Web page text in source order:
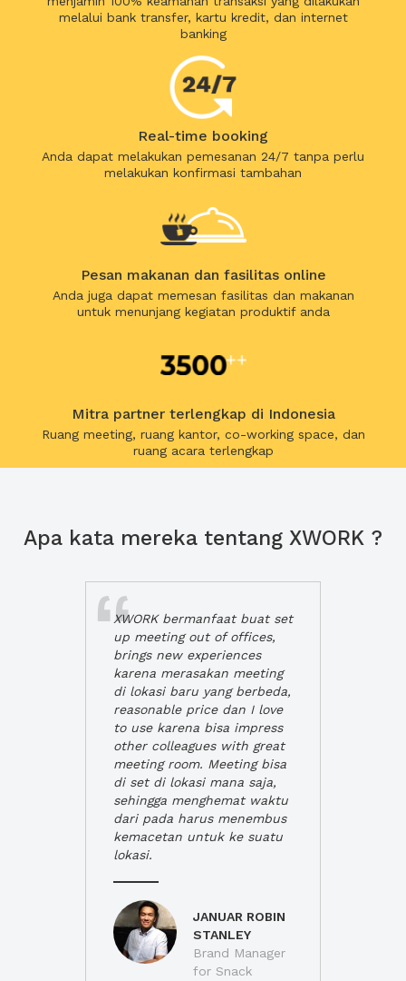
melalui bank transfer, kartu kredit, dan internet
banking
Real-time booking
Anda dapat melakukan pemesanan 24/7 tanpa perlu
melakukan konfirmasi tambahan
Pesan makanan dan fasilitas online
Anda juga dapat memesan fasilitas dan makanan
untuk menunjang kegiatan produktif anda
Mitra partner terlengkap di Indonesia
Ruang meeting, ruang kantor, co-working space, dan
ruang acara terlengkap
Apa kata mereka tentang XWORK ?
XWORK bermanfaat buat set
up meeting out of offices,
brings new experiences
karena merasakan meeting
di lokasi baru yang berbeda,
reasonable price dan I love
to use karena bisa impress
other colleagues with great
meeting room. Meeting bisa
di set di lokasi mana saja,
sehingga menghemat waktu
dari pada harus menembus
kemacetan untuk ke suatu
lokasi.
JANUAR ROBIN
STANLEY
Brand Manager
for Snack